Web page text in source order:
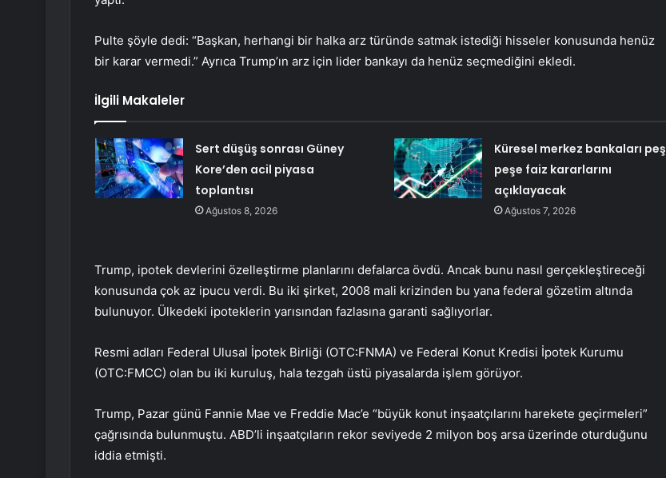
Pulte şöyle dedi: “Başkan, herhangi bir halka arz türünde satmak istediği hisseler konusunda henüz
bir karar vermedi.” Ayrıca Trump’ın arz için lider bankayı da henüz seçmediğini ekledi.
İlgili Makaleler
Sert düşüş sonrası Güney
Kore’den acil piyasa
toplantısı
Ağustos 8, 2026
Küresel merkez bankaları peş
peşe faiz kararlarını
açıklayacak
Ağustos 7, 2026
Trump, ipotek devlerini özelleştirme planlarını defalarca övdü. Ancak bunu nasıl gerçekleştireceği
konusunda çok az ipucu verdi. Bu iki şirket, 2008 mali krizinden bu yana federal gözetim altında
bulunuyor. Ülkedeki ipoteklerin yarısından fazlasına garanti sağlıyorlar.
Resmi adları Federal Ulusal İpotek Birliği (OTC:FNMA) ve Federal Konut Kredisi İpotek Kurumu
(OTC:FMCC) olan bu iki kuruluş, hala tezgah üstü piyasalarda işlem görüyor.
Trump, Pazar günü Fannie Mae ve Freddie Mac’e “büyük konut inşaatçılarını harekete geçirmeleri”
çağrısında bulunmuştu. ABD’li inşaatçıların rekor seviyede 2 milyon boş arsa üzerinde oturduğunu
iddia etmişti.